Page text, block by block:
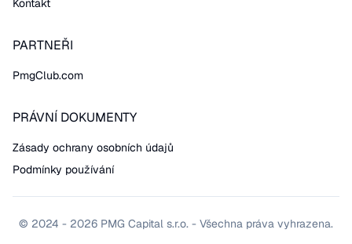
Kontakt
PARTNEŘI
PmgClub.com
PRÁVNÍ DOKUMENTY
Zásady ochrany osobních údajů
Podmínky používání
© 2024 - 2026 PMG Capital s.r.o. - Všechna práva vyhrazena.